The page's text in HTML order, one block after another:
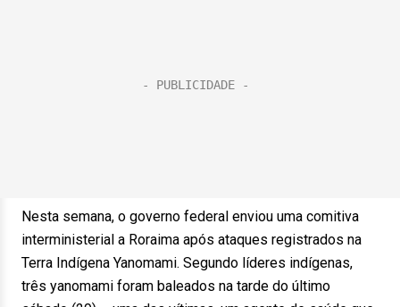
Nesta semana, o governo federal enviou uma comitiva
interministerial a Roraima após ataques registrados na
Terra Indígena Yanomami. Segundo líderes indígenas,
três yanomami foram baleados na tarde do último